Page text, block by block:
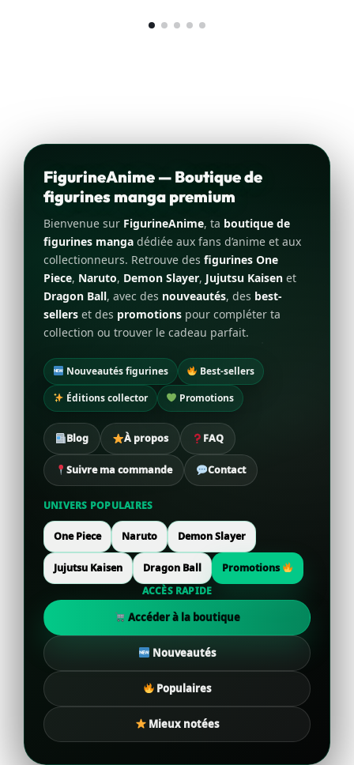
FigurineAnime — Boutique de
figurines manga premium
Bienvenue sur FigurineAnime, ta boutique de
figurines manga dédiée aux fans d’anime et aux
collectionneurs. Retrouve des figurines One
Piece, Naruto, Demon Slayer, Jujutsu Kaisen et
Dragon Ball, avec des nouveautés, des best-
sellers et des promotions pour compléter ta
collection ou trouver le cadeau parfait.
Nouveautés figurines
Best-sellers
Éditions collector
Promotions
Blog À propos FAQ
Suivre ma commande Contact
UNIVERS POPULAIRES
One Piece Naruto Demon Slayer
Jujutsu Kaisen Dragon Ball
Promotions
ACCÈS RAPIDE
Accéder à la boutique
Nouveautés
Populaires
Mieux notées